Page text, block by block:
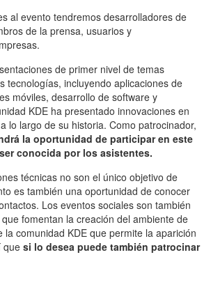
al evento tendremos desarrolladores de
de la prensa, usuarios y
de primer nivel de temas
tecnologías, incluyendo aplicaciones de
móviles, desarrollo de software y
KDE ha presentado innovaciones en
lo largo de su historia. Como patrocinador,
la oportunidad de participar en este
conocida por los asistentes.
técnicas no son el único objetivo de
es también una oportunidad de conocer
Los eventos sociales son también
fomentan la creación del ambiente de
la comunidad KDE que permite la aparición
que si lo desea puede también patrocinar